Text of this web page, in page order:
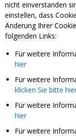
nicht einverstanden
einstellen, dass
Änderung Ihrer
folgenden Links:
Für weitere
hier
Für weitere
klicken Sie bitte
Für weitere
hier
Für weitere